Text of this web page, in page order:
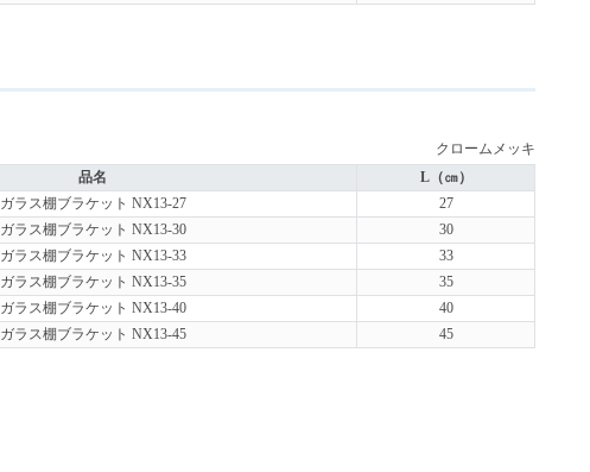
クロームメッキ
品名
L（㎝）
ガラス棚ブラケット NX13-27
27
ガラス棚ブラケット NX13-30
30
ガラス棚ブラケット NX13-33
33
ガラス棚ブラケット NX13-35
35
ガラス棚ブラケット NX13-40
40
ガラス棚ブラケット NX13-45 45